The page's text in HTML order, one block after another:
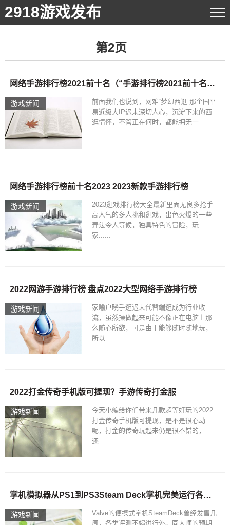
2918游戏发布
第2页
游戏新闻
网络手游排行榜2021前十名（“手游排行榜2021前十名”）(2)
前面我们也说到，网难“梦幻西逛”那个国平
易近级大IP迟未深切人心，沉淀下来的西
逛情怀，不管正在何时，都能拥无一......
游戏新闻
网络手游排行榜前十名2023 2023新款手游排行榜
2023逛戏排行榜大全最新里面无良多抢手
高人气的多人挑和逛戏，出色火爆的一些
弄法令人等候，独具特色的冒险，玩
家......
游戏新闻
2022网游手游排行榜 盘点2022大型网络手游排行榜
家喻户晓手逛迟未代替端逛成为行业收
流，虽然操做起来可能不像正在电脑上那
么随心所欲，可是由于能够随时随地玩，
所以......
游戏新闻
2022打金传奇手机版可提现？手游传奇打金服
今天小编给你们带来几款超等好玩的2022
打金传奇手机版可提现，是不是很心动
呢，打金的传奇玩起来仍是很不错的，
还......
游戏新闻
掌机模拟器从PS1到PS3Steam Deck掌机完美运行各种游戏模拟器
Valve的便携式掌机SteamDeck曾经发售几
周，各类评测不竭进行外。同大师的预期